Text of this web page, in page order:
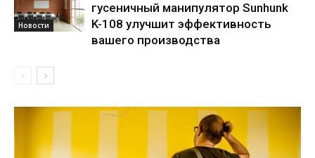
Новости
гусеничный манипулятор Sunhunk
K-108 улучшит эффективность
вашего производства